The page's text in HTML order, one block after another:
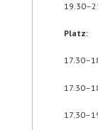
Platz: